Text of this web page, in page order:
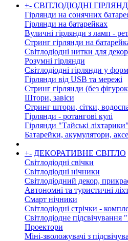
+- СВІТЛОДІОДНІ
Гірлянди на сонячних
Гірлянди на батарейках
Вуличні гірлянди з ламп -
Стринг гірлянди на
Світлодіодні нитки для
Розумні гірлянди
Світлодіодні гірлянди у
Гірлянди від USB та мережі
Стринг гірлянди (без
Штори, завіси
Стринг штори, сітки,
Гірлянди - ротангові кулі
Гірлянди "Тайські
Батарейки, акумулятори,
+- ДЕКОРАТИВНЕ СВІТЛО
Світлодіодні свічки
Світлодіодні нічники
Світлодіодний декор,
Автономні та туристичні
Смарт нічники
Світлодіодні стрічки -
Світлодіодне підсвічування
Проектори
Міні-зволожувачі з